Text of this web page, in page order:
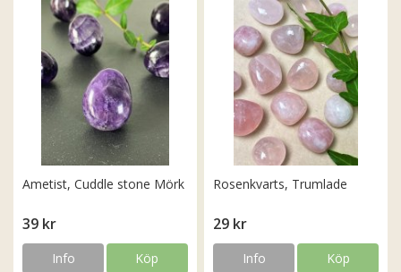
Ametist, Cuddle stone Mörk
39 kr
Info Köp
Rosenkvarts, Trumlade
29 kr
Info Köp